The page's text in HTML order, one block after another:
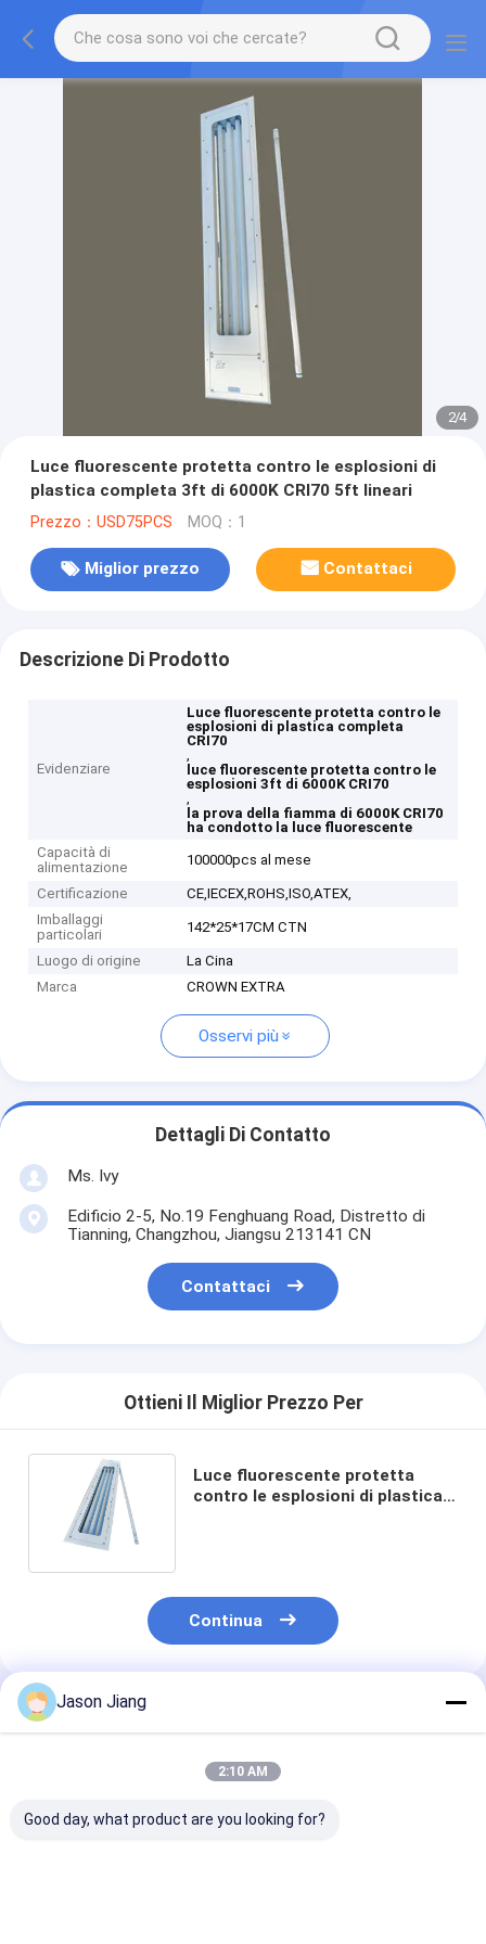
2/4
Luce fluorescente protetta contro le esplosioni di
plastica completa 3ft di 6000K CRI70 5ft lineari
Prezzo：USD75PCS MOQ：1
Miglior prezzo Contattaci
Descrizione Di Prodotto
Evidenziare
Luce fluorescente protetta contro le
esplosioni di plastica completa
CRI70
,
luce fluorescente protetta contro le
esplosioni 3ft di 6000K CRI70
,
la prova della fiamma di 6000K CRI70
ha condotto la luce fluorescente
Capacità di
alimentazione
100000pcs al mese
Certificazione
CE,IECEX,ROHS,ISO,ATEX,
Imballaggi
particolari
142*25*17CM CTN
Luogo di origine
La Cina
Marca
CROWN EXTRA
Osservi più
Dettagli Di Contatto
Ms. Ivy
Edificio 2-5, No.19 Fenghuang Road, Distretto di
Tianning, Changzhou, Jiangsu 213141 CN
Contattaci
Ottieni Il Miglior Prezzo Per
Luce fluorescente protetta
contro le esplosioni di plastica
Continua
Prodotti Raccomandati
Jason Jiang
2:10 AM
Good day, what product are you looking for?